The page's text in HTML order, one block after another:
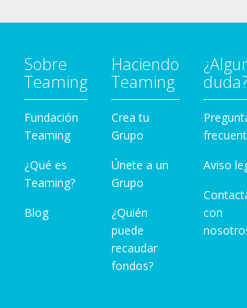
Sobre
Teaming
Fundación
Teaming
¿Qué es
Teaming?
Blog
Haciendo
Teaming
Crea tu
Grupo
Únete a un
Grupo
¿Quién
puede
recaudar
fondos?
duda?
Aviso
con